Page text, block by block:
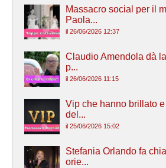
Massacro social per il
Paola...
il 26/06/2026 12:37
Claudio Amendola dà
p...
il 26/06/2026 11:15
Vip che hanno brillato
del...
il 25/06/2026 15:02
Stefania Orlando fa
orie...